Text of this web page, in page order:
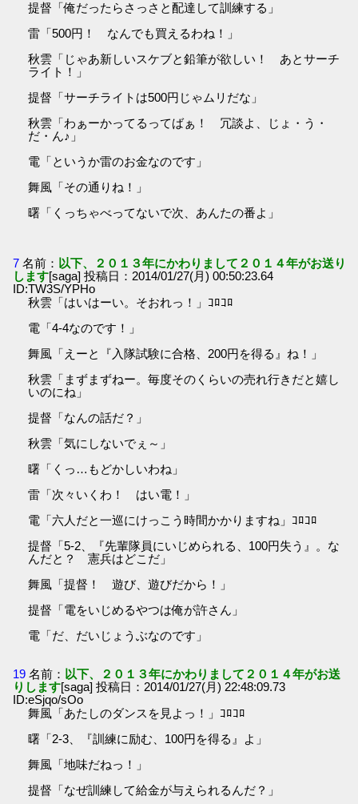
提督「俺だったらさっさと配達して訓練する」
雷「500円！ なんでも買えるわね！」
秋雲「じゃあ新しいスケブと鉛筆が欲しい！ あとサーチ
ライト！」
提督「サーチライトは500円じゃムリだな」
秋雲「わぁーかってるってばぁ！ 冗談よ、じょ・う・
だ・ん♪」
電「というか雷のお金なのです」
舞風「その通りね！」
曙「くっちゃべってないで次、あんたの番よ」
7 名前： 以下、２０１３年にかわりまして２０１４年がお送り
します[saga] 投稿日：2014/01/27(月) 00:50:23.64
ID:TW3S/YPHo
秋雲「はいはーい。そおれっ！」ｺﾛｺﾛ
電「4-4なのです！」
舞風「えーと『入隊試験に合格、200円を得る』ね！」
秋雲「まずまずねー。毎度そのくらいの売れ行きだと嬉し
いのにね」
提督「なんの話だ？」
秋雲「気にしないでぇ～」
曙「くっ…もどかしいわね」
雷「次々いくわ！ はい電！」
電「六人だと一巡にけっこう時間かかりますね」ｺﾛｺﾛ
提督「5-2、『先輩隊員にいじめられる、100円失う』。な
んだと？ 憲兵はどこだ」
舞風「提督！ 遊び、遊びだから！」
提督「電をいじめるやつは俺が許さん」
電「だ、だいじょうぶなのです」
19 名前： 以下、２０１３年にかわりまして２０１４年がお送
りします[saga] 投稿日：2014/01/27(月) 22:48:09.73
ID:eSjqo/sOo
舞風「あたしのダンスを見よっ！」ｺﾛｺﾛ
曙「2-3、『訓練に励む、100円を得る』よ」
舞風「地味だねっ！」
提督「なぜ訓練して給金が与えられるんだ？」